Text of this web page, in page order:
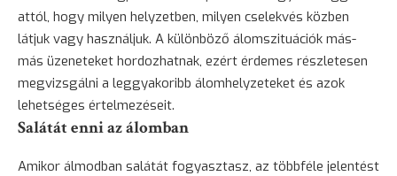
attól, hogy milyen helyzetben, milyen cselekvés közben
látjuk vagy használjuk. A különböző álomszituációk más-
más üzeneteket hordozhatnak, ezért érdemes részletesen
megvizsgálni a leggyakoribb álomhelyzeteket és azok
lehetséges értelmezéseit.
Salátát enni az álomban
Amikor álmodban salátát fogyasztasz, az többféle jelentést